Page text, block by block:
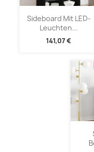
Sideboard Mit LED-
Leuchten...
141,07 €